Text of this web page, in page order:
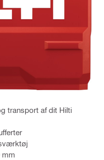
transport af dit Hilti
mm